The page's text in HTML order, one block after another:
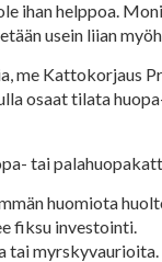
ihan helppoa.
usein liian
me Kattokorjaus
osaat tilata
tai
huomiota
fiksu investointi.
tai